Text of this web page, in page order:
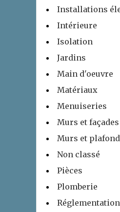
Installations
Intérieure
Isolation
Jardins
Main d'oeuvre
Matériaux
Menuiseries
Murs et façades
Murs et
Non classé
Pièces
Plomberie
Réglementation